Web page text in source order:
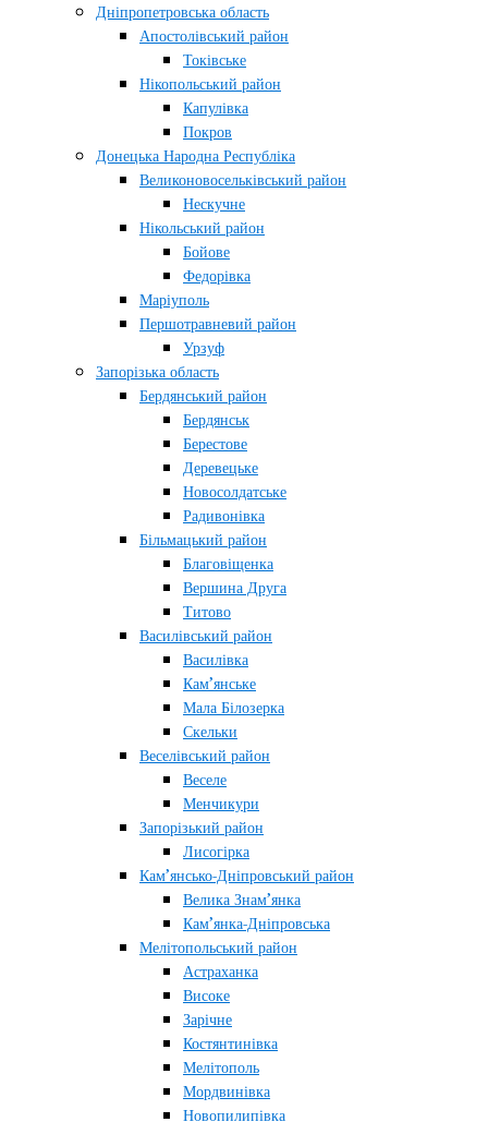
Дніпропетровська область
Апостолівський район
Токівське
Нікопольський район
Капулівка
Покров
Донецька Народна Республіка
Великоновосельківський район
Нескучне
Нікольський район
Бойове
Федорівка
Маріуполь
Першотравневий район
Урзуф
Запорізька область
Бердянський район
Бердянськ
Берестове
Деревецьке
Новосолдатське
Радивонівка
Більмацький район
Благовіщенка
Вершина Друга
Титово
Василівський район
Василівка
Кам’янське
Мала Білозерка
Скельки
Веселівський район
Веселе
Менчикури
Запорізький район
Лисогірка
Кам’янсько-Дніпровський район
Велика Знам’янка
Кам’янка-Дніпровська
Мелітопольський район
Астраханка
Високе
Зарічне
Костянтинівка
Мелітополь
Мордвинівка
Новопилипівка